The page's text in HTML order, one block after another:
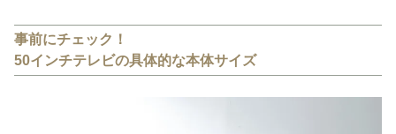
事前にチェック！
50インチテレビの具体的な本体サイズ